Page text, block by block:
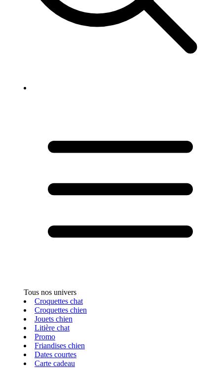
Tous nos univers
Croquettes chat
Croquettes chien
Jouets chien
Litière chat
Promo
Friandises chien
Dates courtes
Carte cadeau